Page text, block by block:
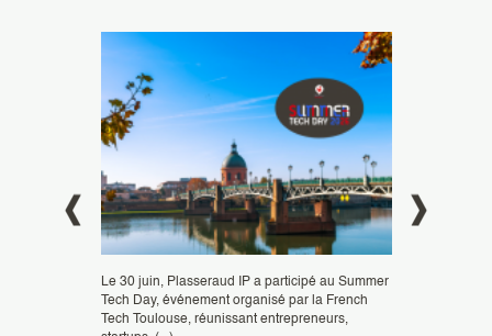
Le 30 juin, Plasseraud IP a participé au Summer
Tech Day, événement organisé par la French
Tech Toulouse, réunissant entrepreneurs,